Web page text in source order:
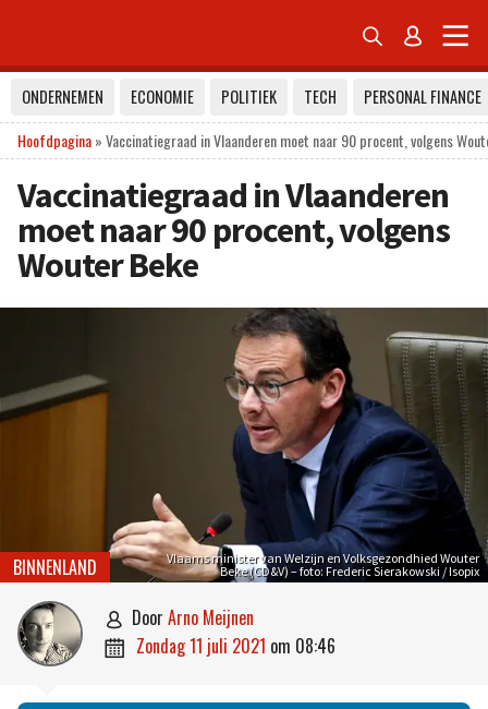
 
ONDERNEMEN ECONOMIE POLITIEK TECH
PERSONAL FINANCE
Hoofdpagina»Vaccinatiegraad in Vlaanderen moet naar 90 procent, volgens
Vaccinatiegraad in Vlaanderen
moet naar 90 procent, volgens
Wouter Beke
Vlaams minister van Welzijn en Volksgezondhied Wouter
Beke (CD&V) – foto: Frederic Sierakowski / Isopix
BINNENLAND
 door Arno Meijnen
 zondag 11 juli 2021 om 08:46